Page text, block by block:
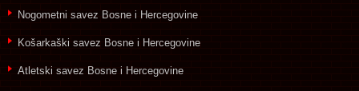
Nogometni savez Bosne i Hercegovine
Košarkaški savez Bosne i Hercegovine
Atletski savez Bosne i Hercegovine